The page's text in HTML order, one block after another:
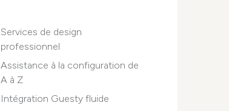
Services de design
professionnel
Assistance à la configuration de
A à Z
Intégration Guesty fluide